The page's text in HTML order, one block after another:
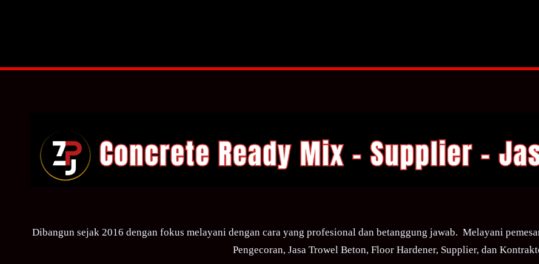
Dibangun sejak 2016 dengan fokus melayani dengan cara yang profesional dan betanggung jawab. Melayani
Pengecoran, Jasa Trowel Beton, Floor Hardener, Supplier, dan